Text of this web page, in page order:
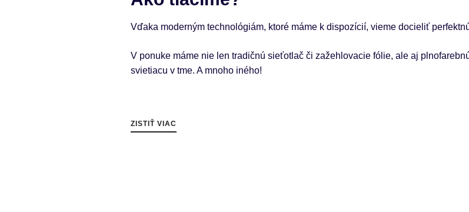
Vďaka moderným technológiám, ktoré máme k dispozícií, vieme docieliť
V ponuke máme nie len tradičnú sieťotlač či zažehlovacie fólie, ale aj
svietiacu v tme. A mnoho iného!
ZISTIŤ VIAC